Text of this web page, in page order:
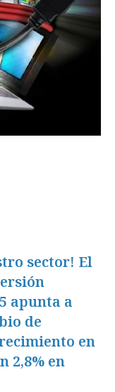
sector! El
apunta a
de
en
2,8% en